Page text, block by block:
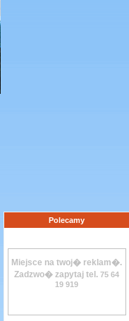
Polecamy
Miejsce na twoj� reklam�.
Zadzwo� zapytaj tel. 75 64
19 919